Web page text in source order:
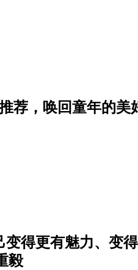
荐，唤回童年的美
变得更有魅力、变
毅